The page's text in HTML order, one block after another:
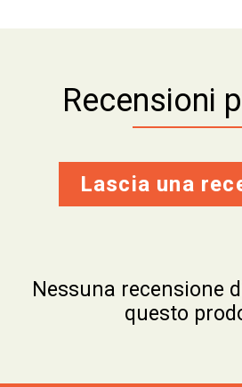
Recensioni
Lascia una
Nessuna recensione
questo